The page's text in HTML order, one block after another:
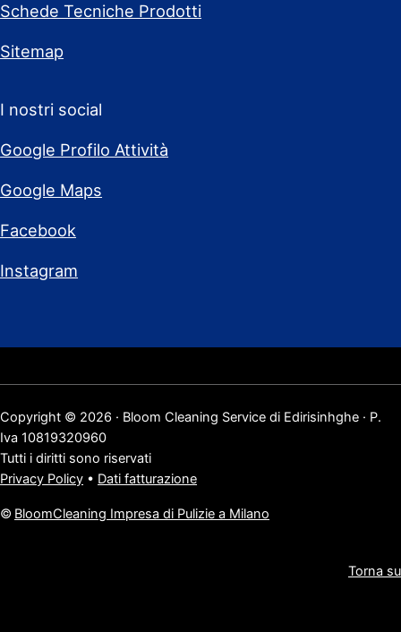
Schede Tecniche Prodotti
Sitemap
I nostri social
Google Profilo Attività
Google Maps
Facebook
Instagram
Copyright © 2026 · Bloom Cleaning Service di Edirisinhghe · P.
Iva 10819320960
Tutti i diritti sono riservati
Privacy Policy • Dati fatturazione
© BloomCleaning Impresa di Pulizie a Milano
Torna su